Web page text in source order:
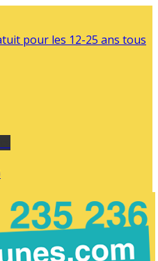
pour les 12-25 ans tous